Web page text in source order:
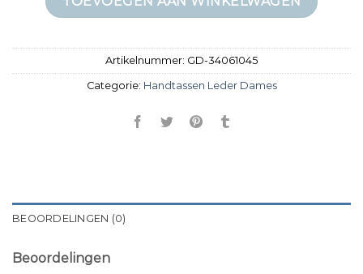
Artikelnummer: GD-34061045
Categorie: Handtassen Leder Dames
BEOORDELINGEN (0)
Beoordelingen